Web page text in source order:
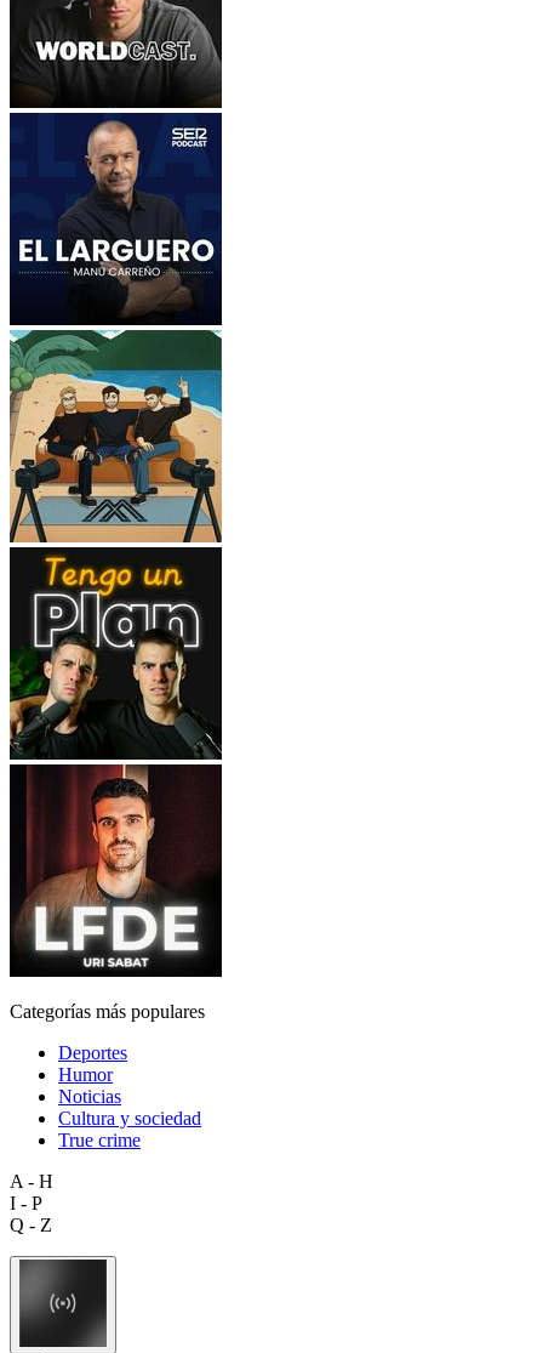
Categorías más populares
Deportes
Humor
Noticias
Cultura y sociedad
True crime
A - H
I - P
Q - Z